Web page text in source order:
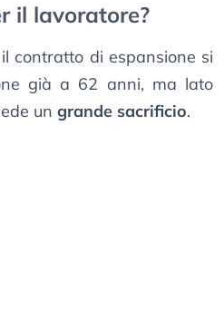
il lavoratore?
contratto di espansione si
già a 62 anni, ma lato
un grande sacrificio.